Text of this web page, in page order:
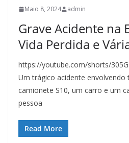
Maio 8, 2024 admin
Grave Acidente na
Vida Perdida e
https://youtube.com/shorts/
Um trágico acidente envolvendo
camionete S10, um carro e um
pessoa
Read More